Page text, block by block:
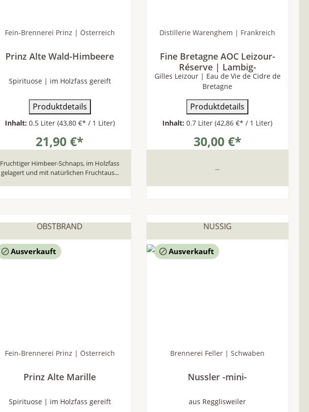
Fein-Brennerei Prinz | Österreich
Prinz Alte Wald-Himbeere
Spirituose | im Holzfass gereift
Produktdetails
Inhalt: 0.5 Liter (43,80 €* / 1 Liter)
21,90 €*
Fruchtiger Himbeer-Schnaps, im Holzfass
gelagert und mit natürlichen Fruchtaus...
Distillerie Warenghem | Frankreich
Fine Bretagne AOC Leizour-
Réserve | Lambig-
Gilles Leizour | Eau de Vie de Cidre de
Bretagne
Produktdetails
Inhalt:0.7 Liter(42,86 €* / 1 Liter)
30,00 €*
...
Ausverkauft
OBSTBRAND
Fein-Brennerei Prinz | Österreich
Prinz Alte Marille
Spirituose | im Holzfass gereift
Ausverkauft
NUSSIG
Brennerei Feller | Schwaben
Nussler -mini-
aus Regglisweiler